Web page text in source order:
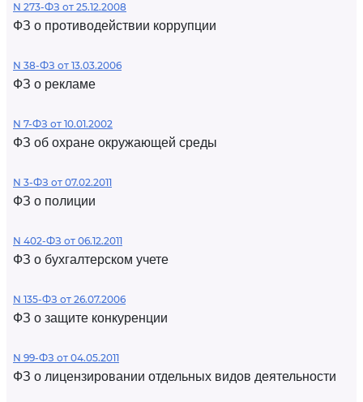
N 273-ФЗ от 25.12.2008
ФЗ о противодействии коррупции
N 38-ФЗ от 13.03.2006
ФЗ о рекламе
N 7-ФЗ от 10.01.2002
ФЗ об охране окружающей среды
N 3-ФЗ от 07.02.2011
ФЗ о полиции
N 402-ФЗ от 06.12.2011
ФЗ о бухгалтерском учете
N 135-ФЗ от 26.07.2006
ФЗ о защите конкуренции
N 99-ФЗ от 04.05.2011
ФЗ о лицензировании отдельных видов деятельности